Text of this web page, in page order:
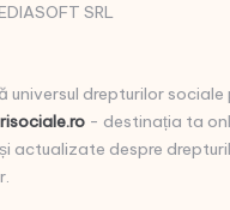
SRL
universul drepturilor
- destinația ta
actualizate despre